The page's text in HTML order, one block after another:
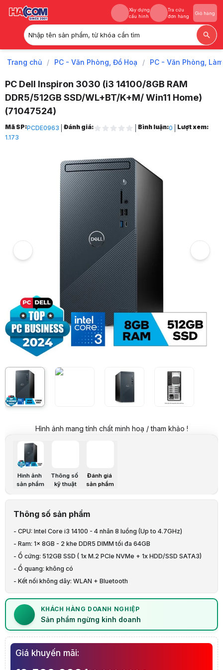
Xây dựng
cấu hình
Tra cứu
đơn hàng
Giỏ hàng
Nhập tên sản phẩm, từ khóa cần tìm
Xây dựng
Tra cứu
Trang chủ / PC - Văn Phòng, Đồ Hoạ / PC - Văn Phòng,
PC Dell Inspiron 3030 (i3 14100/8GB RAM
DDR5/512GB SSD/WL+BT/K+M/ Win11 Home)
(71047524)
Trang chủ
1
PC - Văn Phòng, Làm Việc
Máy Tính Nguyên Bộ Theo Hãng
Máy Tính Để Bàn Dell
Máy Tính Để Bàn Dell Inspiron
PC Dell Inspiron 3030 (i3 14100/8GB RAM DDR5/512GB SSD/WL+BT/
Hình ảnh và video sản phẩm
PC Dell Inspiron 3030 (i3 14100/8GB RAM DDR5/512GB SSD/WL+BT/
13.999.000 VND
12.599.000 VND Tiết kiệm 1.400.000 VND (-10%)
Giá mua trả góp (6 tháng): 2.099.834 VND / tháng
Trả góp qua thẻ VISA (12 tháng):
1.049.917 VND / tháng
Giá đã bao gồm VAT
Mã sản phẩm:PCDE0963
Bảo hành:12 tháng Bảo hành tận nơi
Thương hiệu:DELL
Tình trạng:Order trước – giao sau
Thêm vào giỏ hàng
Thông số nổi bật
CPU: Intel Core i3 14100 - 4 nhân 8 luồng (Up to 4.7GHz)
Ram: 1x 8GB - 2 khe DDR5 DIMM tối đa 64GB
Ổ cứng: 512GB SSD ( 1x M.2 PCIe NVMe + 1x HDD/SSD SATA3)
Phụ kiện: Phím & chuột
OS: Windows 11 Home SL
Thông số kỹ thuật
Hãng sản xuất
Inspiron 3030
Kiểu dáng
Tower
Part number
Mầu sắc
Bộ vi xử lý
Intel Core i3 14100 - 4 nhân 8 luồng (Up to 4.7GHz)
Bộ nhớ trong
8GB DDR5 4800Mhz (1*8GB)
Số khe cắm
2
Dung lượng tối đa 64GB
VGA
Intel UHD 730
Ổ cứng
No
Giao tiếp mạng
Kết nối ko dây
Wi-Fi 6 (WiFi 802.11ax), Bluetooth 5.3
Cổng giao tiếp
Chuột + bàn phímCó
Kích thước
324,30 x 292,80 x 154 mm
Cân nặng
7.05kg
Hệ điều hành
Mã SP:PCDE0963 Đánh giá: Bình luận:0
Lượt xem:
1.173
Hình ảnh mang tính chất minh hoạ / tham khảo !
Hình ảnh
sản phẩm
Thông số
kỹ thuật
Đánh giá
sản phẩm
Thông số sản phẩm
- CPU: Intel Core i3 14100 - 4 nhân 8 luồng (Up to 4.7GHz)
- Ram: 1x 8GB - 2 khe DDR5 DIMM tối đa 64GB
- Ổ cứng: 512GB SSD ( 1x M.2 PCIe NVMe + 1x HDD/SSD SATA3)
- Ổ quang: không có
- Kết nối không dây: WLAN + Bluetooth
- Phụ kiện: Phím & chuột
- OS: Windows 11 Home SL
KHÁCH HÀNG DOANH NGHIỆP
Sản phẩm ngừng kinh doanh
Giá khuyến mãi: